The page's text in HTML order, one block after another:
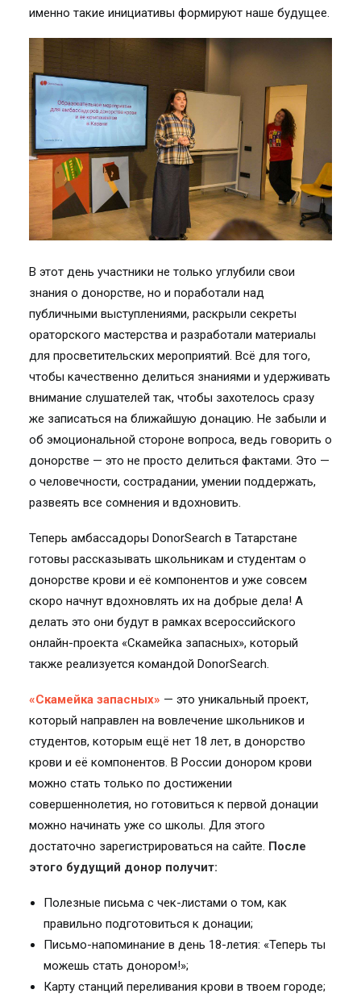
именно такие инициативы формируют наше будущее.
В этот день участники не только углубили свои
знания о донорстве, но и поработали над
публичными выступлениями, раскрыли секреты
ораторского мастерства и разработали материалы
для просветительских мероприятий. Всё для того,
чтобы качественно делиться знаниями и удерживать
внимание слушателей так, чтобы захотелось сразу
же записаться на ближайшую донацию. Не забыли и
об эмоциональной стороне вопроса, ведь говорить о
донорстве — это не просто делиться фактами. Это —
о человечности, сострадании, умении поддержать,
развеять все сомнения и вдохновить.
Теперь амбассадоры DonorSearch в Татарстане
готовы рассказывать школьникам и студентам о
донорстве крови и её компонентов и уже совсем
скоро начнут вдохновлять их на добрые дела! А
делать это они будут в рамках всероссийского
онлайн-проекта «Скамейка запасных», который
также реализуется командой DonorSearch.
«Скамейка запасных» — это уникальный проект,
который направлен на вовлечение школьников и
студентов, которым ещё нет 18 лет, в донорство
крови и её компонентов. В России донором крови
можно стать только по достижении
совершеннолетия, но готовиться к первой донации
можно начинать уже со школы. Для этого
достаточно зарегистрироваться на сайте. После
этого будущий донор получит:
Полезные письма с чек-листами о том, как
правильно подготовиться к донации;
Письмо-напоминание в день 18-летия: «Теперь ты
можешь стать донором!»;
Карту станций переливания крови в твоем городе;